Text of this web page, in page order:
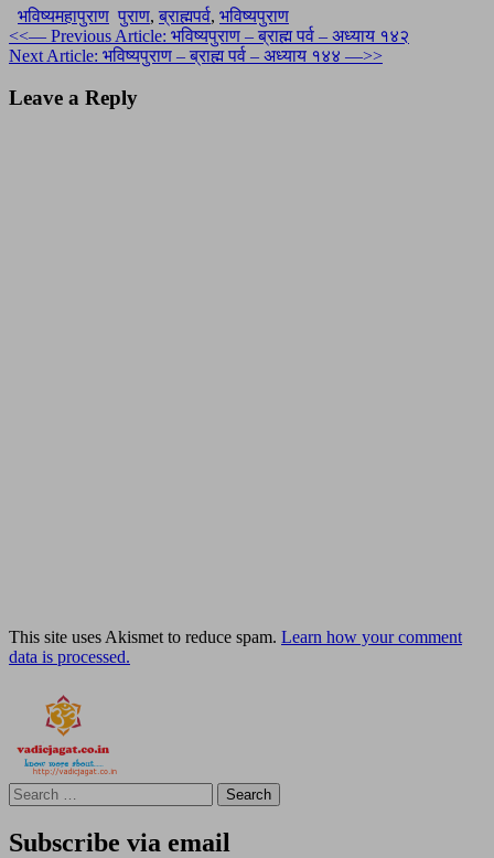
भविष्यमहापुराण पुराण, ब्राह्मपर्व, भविष्यपुराण
Post
navigation
<<— Previous Article: भविष्यपुराण – ब्राह्म पर्व – अध्याय १४२
Next Article: भविष्यपुराण – ब्राह्म पर्व – अध्याय १४४ —>>
Leave a Reply
This site uses Akismet to reduce spam. Learn how your comment
data is processed.
Search
for:
Subscribe via email